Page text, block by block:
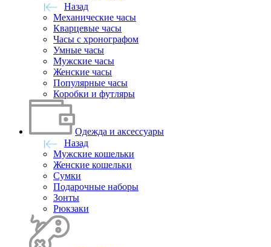
Назад
Механические часы
Кварцевые часы
Часы с хронографом
Умные часы
Мужские часы
Женские часы
Популярные часы
Коробки и футляры
Одежда и аксессуары
Назад
Мужские кошельки
Женские кошельки
Сумки
Подарочные наборы
Зонты
Рюкзаки